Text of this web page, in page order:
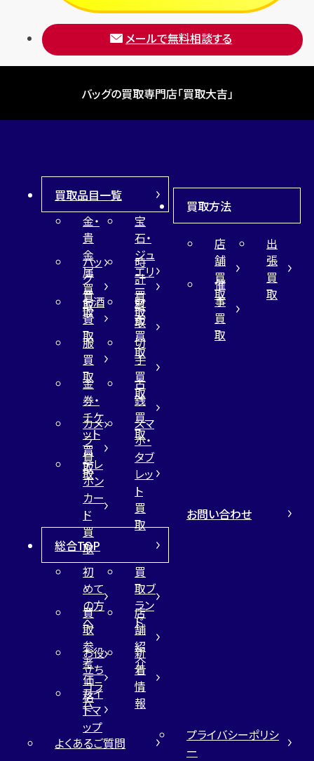
メールで無料相談する
バッグの買取専門店「買取大吉」
買取品目一覧
金・
貴
金
属
買
取
宝
石・
ジュ
エリ
ー
買
取
バッ
グ
買
取
時
計
買
取
お酒
買
取
財
布
買
取
服
買
取
切
手
買
取
金
券・
チケ
ット
買
取
古
銭
買
取
カメ
ラ
買
取
スマ
ホ・
タブ
レッ
ト
買
取
テレ
ホン
カー
ド
買
取
買取方法
店
舗
買
取
出
張
買
取
催
事
買
取
総合TOP
初
めて
の方
へ
買
取ブ
ラン
ド
買
取
参
考
価
格
店
舗
紹
介
お役
立ち
コラ
ム
新
着
情
報
サイ
トマ
ップ
お問い合わせ
よくあるご質問
プライバシーポリシ
ー